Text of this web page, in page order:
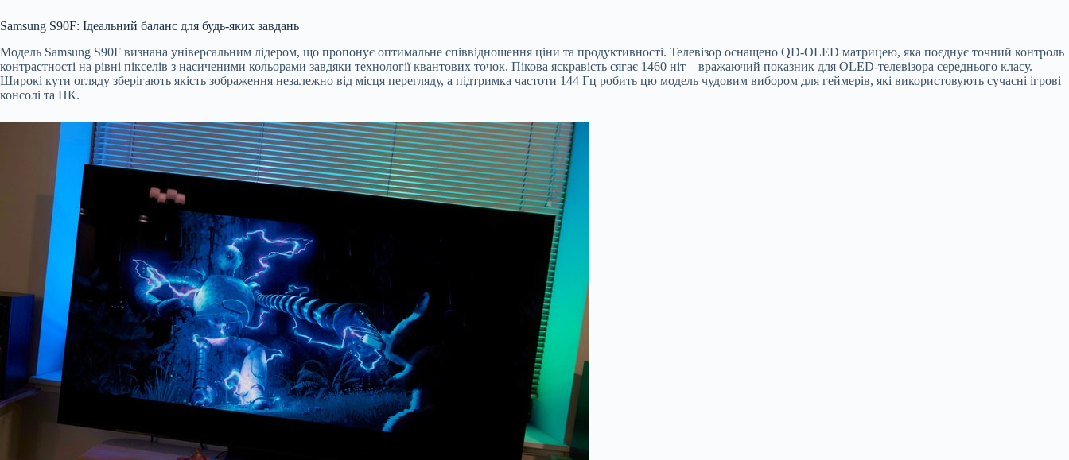
Samsung S90F: Ідеальний баланс для будь-яких завдань
Модель Samsung S90F визнана універсальним лідером, що пропонує оптимальне співвідношення ціни та продуктивності. Телевізор оснащено QD-OLED матрицею, яка поєднує точний контроль
контрастності на рівні пікселів з насиченими кольорами завдяки технології квантових точок. Пікова яскравість сягає 1460 ніт – вражаючий показник для OLED-телевізора середнього класу.
Широкі кути огляду зберігають якість зображення незалежно від місця перегляду, а підтримка частоти 144 Гц робить цю модель чудовим вибором для геймерів, які використовують сучасні ігрові
консолі та ПК.